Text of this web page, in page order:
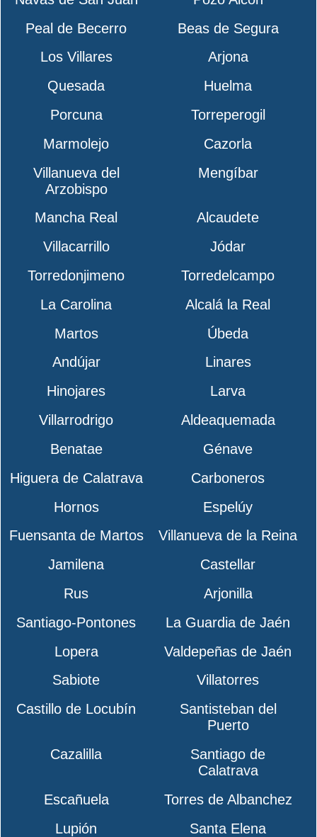
Peal de Becerro
Beas de Segura
Los Villares
Arjona
Quesada
Huelma
Porcuna
Torreperogil
Marmolejo
Cazorla
Villanueva del
Arzobispo
Mengíbar
Mancha Real
Alcaudete
Villacarrillo
Jódar
Torredonjimeno
Torredelcampo
La Carolina
Alcalá la Real
Martos
Úbeda
Andújar
Linares
Hinojares
Larva
Villarrodrigo
Aldeaquemada
Benatae
Génave
Higuera de Calatrava
Carboneros
Hornos
Espelúy
Fuensanta de Martos
Villanueva de la Reina
Jamilena
Castellar
Rus
Arjonilla
Santiago-Pontones
La Guardia de Jaén
Lopera
Valdepeñas de Jaén
Sabiote
Villatorres
Castillo de Locubín
Santisteban del
Puerto
Cazalilla
Santiago de
Calatrava
Escañuela
Torres de Albanchez
Lupión
Santa Elena